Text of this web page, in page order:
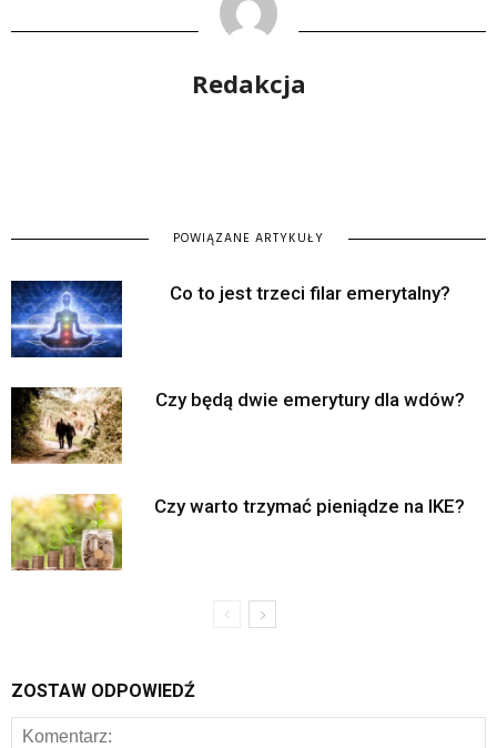
Redakcja
POWIĄZANE ARTYKUŁY
Co to jest trzeci filar emerytalny?
Czy będą dwie emerytury dla wdów?
Czy warto trzymać pieniądze na IKE?
ZOSTAW ODPOWIEDŹ